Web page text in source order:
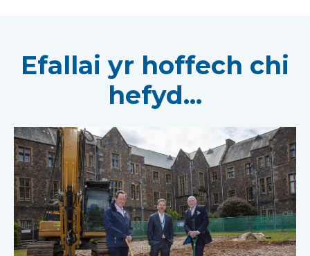
Efallai yr hoffech chi
hefyd...